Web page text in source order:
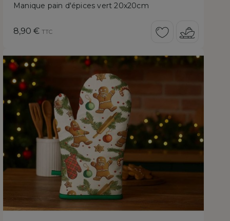
Manique pain d'épices vert 20x20cm
Prix
8,90 € TTC